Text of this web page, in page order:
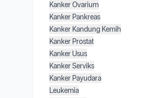
Kanker Ovarium
Kanker Pankreas
Kanker Kandung Kemih
Kanker Prostat
Kanker Usus
Kanker Serviks
Kanker Payudara
Leukemia